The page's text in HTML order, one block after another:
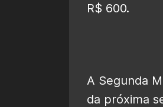
R$ 600.
A Segunda
da próxima